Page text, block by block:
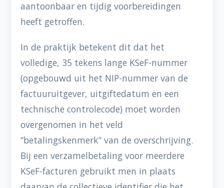
aantoonbaar en tijdig voorbereidingen
heeft getroffen.
In de praktijk betekent dit dat het
volledige, 35 tekens lange KSeF-nummer
(opgebouwd uit het NIP-nummer van de
factuuruitgever, uitgiftedatum en een
technische controlecode) moet worden
overgenomen in het veld
“betalingskenmerk” van de overschrijving.
Bij een verzamelbetaling voor meerdere
KSeF-facturen gebruikt men in plaats